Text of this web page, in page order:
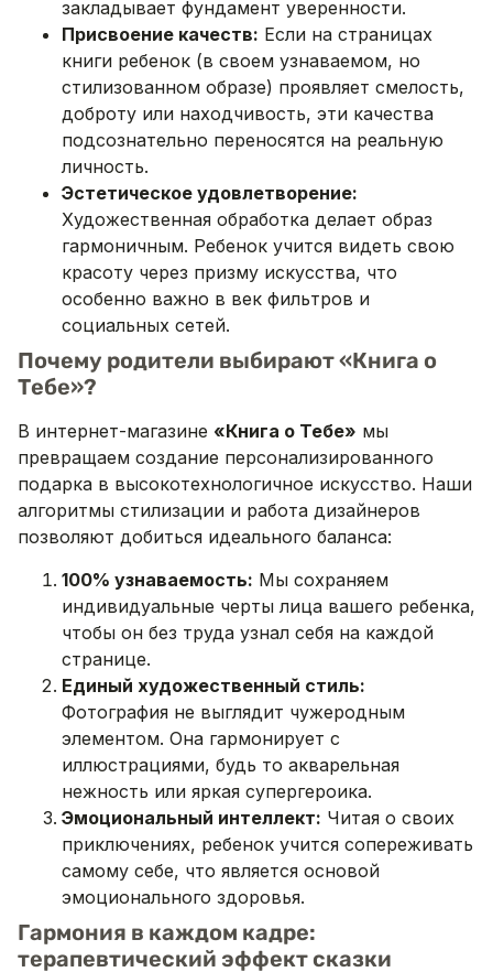
закладывает фундамент уверенности.
Присвоение качеств: Если на страницах
книги ребенок (в своем узнаваемом, но
стилизованном образе) проявляет смелость,
доброту или находчивость, эти качества
подсознательно переносятся на реальную
личность.
Эстетическое удовлетворение:
Художественная обработка делает образ
гармоничным. Ребенок учится видеть свою
красоту через призму искусства, что
особенно важно в век фильтров и
социальных сетей.
Почему родители выбирают «Книга о
Тебе»?
В интернет-магазине «Книга о Тебе» мы
превращаем создание персонализированного
подарка в высокотехнологичное искусство. Наши
алгоритмы стилизации и работа дизайнеров
позволяют добиться идеального баланса:
100% узнаваемость: Мы сохраняем
индивидуальные черты лица вашего ребенка,
чтобы он без труда узнал себя на каждой
странице.
Единый художественный стиль:
Фотография не выглядит чужеродным
элементом. Она гармонирует с
иллюстрациями, будь то акварельная
нежность или яркая супергероика.
Эмоциональный интеллект: Читая о своих
приключениях, ребенок учится сопереживать
самому себе, что является основой
эмоционального здоровья.
Гармония в каждом кадре:
терапевтический эффект сказки